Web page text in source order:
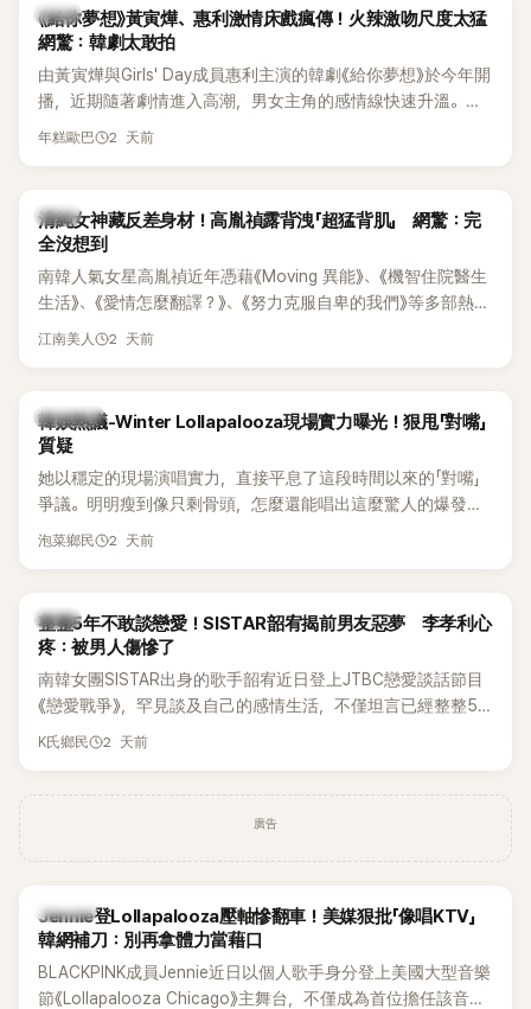
韓劇
《給你夢想》黃寅燁、惠利激情床戲瘋傳！火辣激吻尺度太猛
網驚：韓劇太敢拍
由黃寅燁與Girls' Day成員惠利主演的韓劇《給你夢想》於今年開
播，近期隨著劇情進入高潮，男女主角的感情線快速升溫。最
新播出的第8集不僅上演火辣吻戲，更接連出現床戲橋段，讓
年糕歐巴 2 天前
韓星
清純女神藏反差身材！高胤禎露背洩「超猛背肌」 網驚：完
全沒想到
南韓人氣女星高胤禎近年憑藉《Moving 異能》、《機智住院醫生
生活》、《愛情怎麼翻譯？》、《努力克服自卑的我們》等多部熱門
作品，躍升為韓劇新一代女神代表，不僅演技備受肯定，精緻
細身材下的超狂背肌與肩膀線條，反差感十足，讓不少網友看
傻直呼：「原來她身材這麼猛！」
江南美人 2 天前
熱議討論
韓娛熱議-Winter Lollapalooza現場實力曝光！狠甩「對嘴」
質疑
她以穩定的現場演唱實力，直接平息了這段時間以來的「對嘴」
爭議。明明瘦到像只剩骨頭，怎麼還能唱出這麼驚人的爆發力
和音量？
泡菜鄉民 2 天前
韓星
整整5年不敢談戀愛！SISTAR韶宥揭前男友惡夢 李孝利心
疼：被男人傷慘了
南韓女團SISTAR出身的歌手韶宥近日登上JTBC戀愛談話節目
《戀愛戰爭》，罕見談及自己的感情生活，不僅坦言已經整整5
年沒有談戀愛，更首度透露空窗至今的原因，全與上一段戀情
K氏鄉民 2 天前
廣告
K-POP
Jennie登Lollapalooza壓軸慘翻車！美媒狠批「像唱KTV」
韓網補刀：別再拿體力當藉口
BLACKPINK成員Jennie近日以個人歌手身分登上美國大型音樂
節《Lollapalooza Chicago》主舞台，不僅成為首位擔任該音樂